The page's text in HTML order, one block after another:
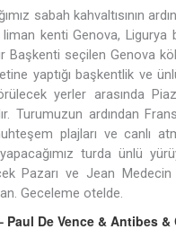
sabah kahvaltısının
kenti Genova, Ligurya
Başkenti seçilen Genova
yaptığı başkentlik ve
yerler arasında
Turumuzun ardından
plajları ve canlı
turda ünlü
Pazarı ve Jean
Geceleme otelde.
Paul De Vence & Antibes &